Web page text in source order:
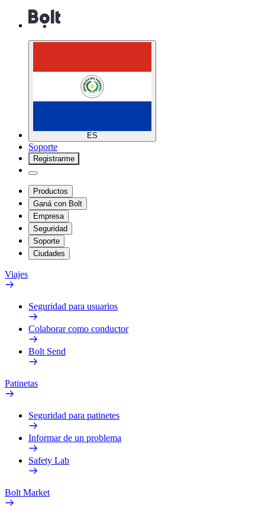
ES
Soporte
Registrarme
Productos
Ganá con Bolt
Empresa
Seguridad
Soporte
Ciudades
Viajes
Seguridad para usuarios
Colaborar como conductor
Bolt Send
Patinetas
Seguridad para patinetes
Informar de un problema
Safety Lab
Bolt Market